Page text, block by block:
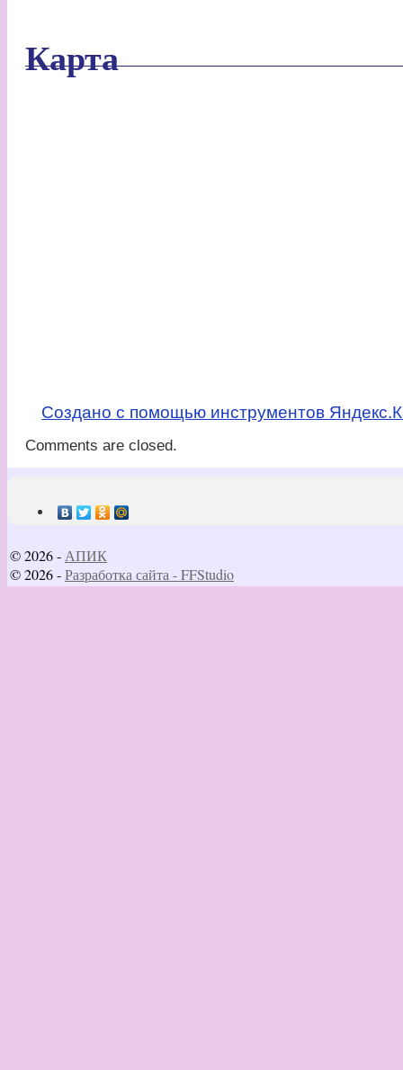
Карта
Создано с помощью инструментов
Comments are closed.
© 2026 - АПИК
© 2026 -Разработка сайта - FFStudio